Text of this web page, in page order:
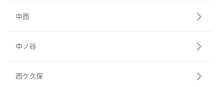
中西
中ノ谷
西ケ久保